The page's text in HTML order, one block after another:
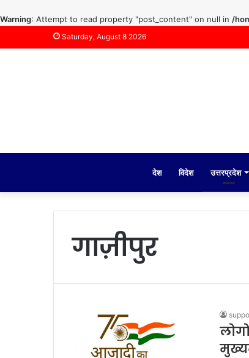
Warning: Attempt to read property "post_content" on null in /
Saturday, August 8 2026
देश विदेश उत्तरप्रदेश
गाज़ीपुर